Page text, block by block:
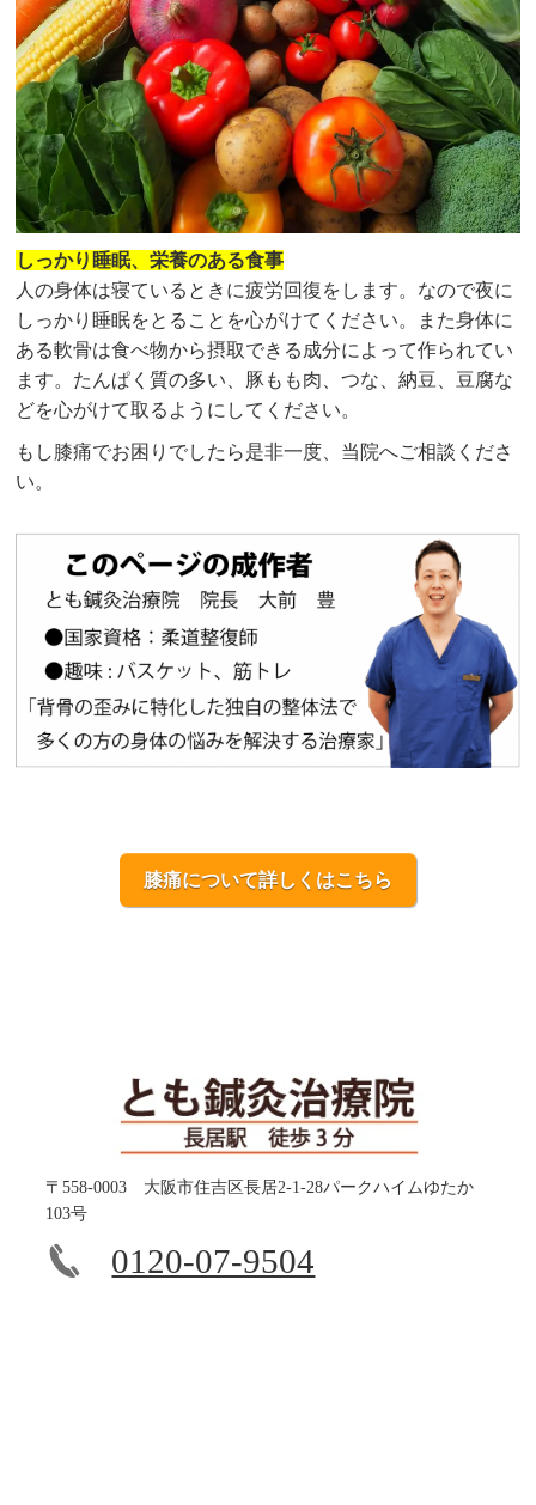
しっかり睡眠、栄養のある食事
人の身体は寝ているときに疲労回復をします。なので夜に
しっかり睡眠をとることを心がけてください。また身体に
ある軟骨は食べ物から摂取できる成分によって作られてい
ます。たんぱく質の多い、豚もも肉、つな、納豆、豆腐な
どを心がけて取るようにしてください。
もし膝痛でお困りでしたら是非一度、当院へご相談くださ
い。
膝痛について詳しくはこちら
〒558-0003 大阪市住吉区長居2-1-28パークハイムゆたか
103号
0120-07-9504